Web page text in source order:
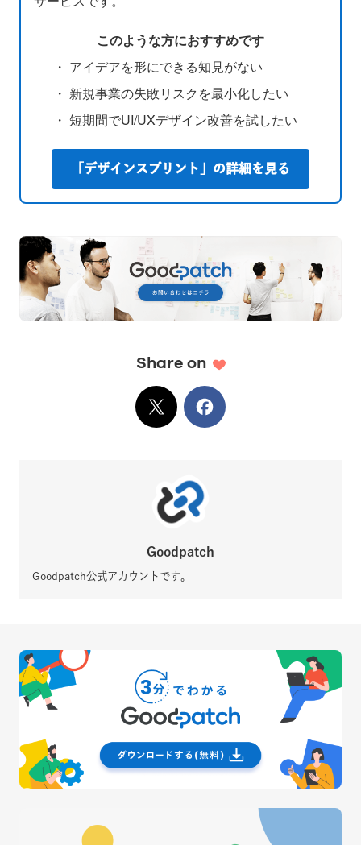
このような方におすすめです
・ アイデアを形にできる知見がない
・ 新規事業の失敗リスクを最小化したい
・ 短期間でUI/UXデザイン改善を試したい
「デザインスプリント」の詳細を見る
Share on
XでシェアFacebook
Goodpatch
Goodpatch公式アカウントです。